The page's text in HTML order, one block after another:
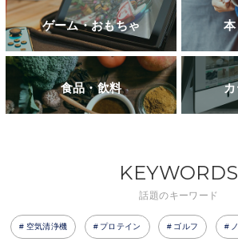
ゲーム・おもちゃ
食品・飲料
KEYWORDS
話題のキーワード
空気清浄機 プロテイン ゴルフ